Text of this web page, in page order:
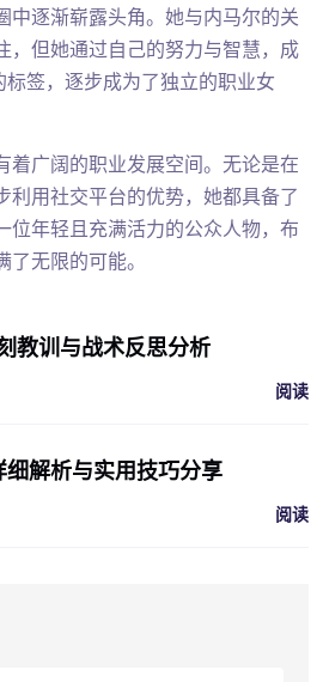
中逐渐崭露头角。她与内马尔的关
，但她通过自己的努力与智慧，成
标签，逐步成为了独立的职业女
着广阔的职业发展空间。无论是在
利用社交平台的优势，她都具备了
位年轻且充满活力的公众人物，布
无限的可能。
教训与战术反思分析
阅读
解析与实用技巧分享
阅读